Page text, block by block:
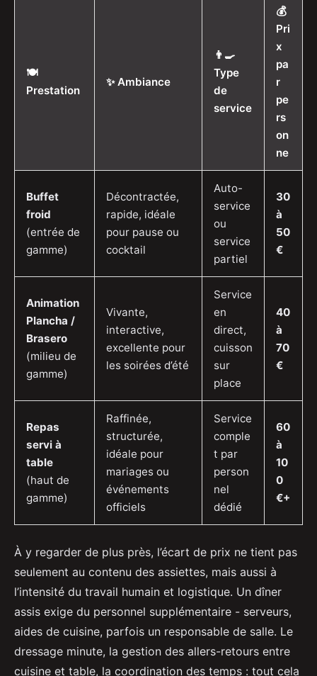
🍽️
Prestation
✨ Ambiance
👨‍🍳
Type
de
service
💰
Pri
x
pa
r
pe
rs
on
ne
Buffet
froid
(entrée de
gamme)
Décontractée,
rapide, idéale
pour pause ou
cocktail
Auto-
service
ou
service
partiel
30
à
50
€
Animation
Plancha /
Brasero
(milieu de
gamme)
Vivante,
interactive,
excellente pour
les soirées d’été
Service
en
direct,
cuisson
sur
place
40
à
70
€
Repas
servi à
table
(haut de
gamme)
Raffinée,
structurée,
idéale pour
mariages ou
événements
officiels
Service
comple
t par
person
nel
dédié
60
à
10
0
€+
À y regarder de plus près, l’écart de prix ne tient pas
seulement au contenu des assiettes, mais aussi à
l’intensité du travail humain et logistique. Un dîner
assis exige du personnel supplémentaire - serveurs,
aides de cuisine, parfois un responsable de salle. Le
dressage minute, la gestion des allers-retours entre
cuisine et table, la coordination des temps : tout cela